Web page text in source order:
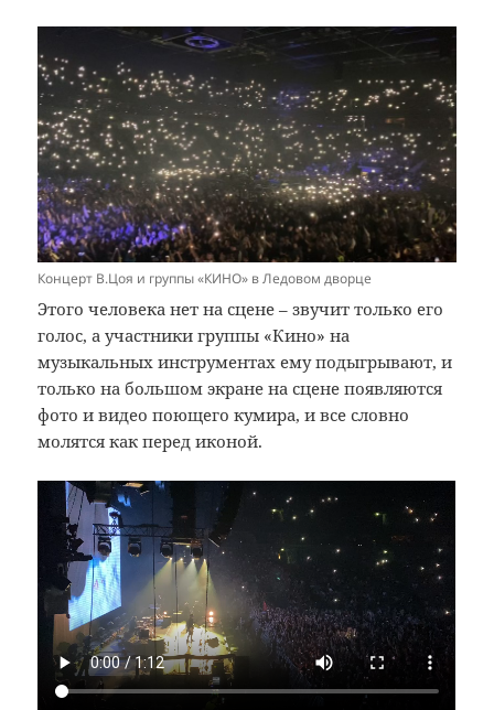
Концерт В.Цоя и группы «КИНО» в Ледовом дворце
Этого человека нет на сцене – звучит только его
голос, а участники группы «Кино» на
музыкальных инструментах ему подыгрывают, и
только на большом экране на сцене появляются
фото и видео поющего кумира, и все словно
молятся как перед иконой.